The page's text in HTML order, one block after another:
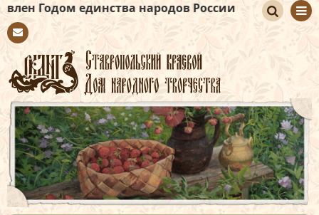
народов России
tact
иск